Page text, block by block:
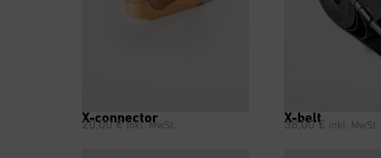
X-connector
20,00€ inkl. MwSt. X-belt
38,00€ inkl. MwSt.